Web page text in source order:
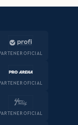
PARTENER OFICIAL
PARTENER OFICIAL
PARTENER OFICIAL